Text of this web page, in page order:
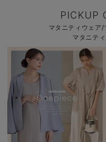
PICKUP
マタニティウェア
マタニテ